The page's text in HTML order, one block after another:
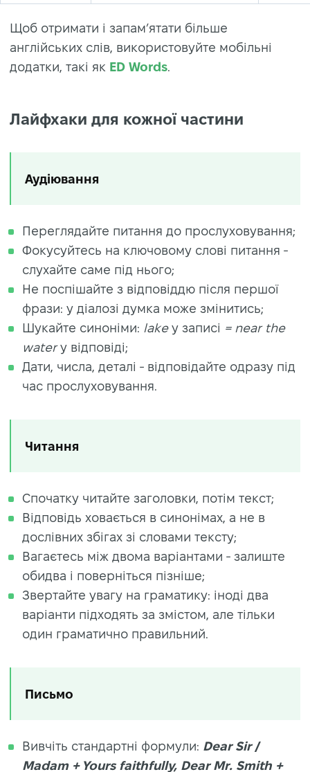
Щоб отримати і запам’ятати більше
англійських слів, використовуйте мобільні
додатки, такі як ED Words.
Лайфхаки для кожної частини
Аудіювання
Переглядайте питання до прослуховування;
Фокусуйтесь на ключовому слові питання -
слухайте саме під нього;
Не поспішайте з відповіддю після першої
фрази: у діалозі думка може змінитись;
Шукайте синоніми: lake у записі = near the
waterу відповіді;
Дати, числа, деталі - відповідайте одразу під
час прослуховування.
Читання
Спочатку читайте заголовки, потім текст;
Відповідь ховається в синонімах, а не в
дослівних збігах зі словами тексту;
Вагаєтесь між двома варіантами - залиште
обидва і поверніться пізніше;
Звертайте увагу на граматику: іноді два
варіанти підходять за змістом, але тільки
один граматично правильний.
Письмо
Вивчіть стандартні формули: Dear Sir /
Madam + Yours faithfully, Dear Mr. Smith +